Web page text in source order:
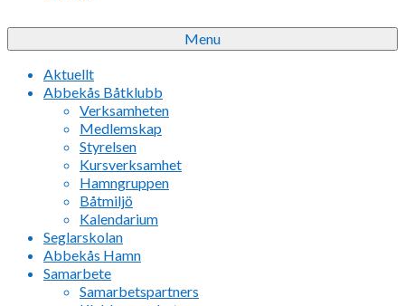
Menu
Aktuellt
Abbekås Båtklubb
Verksamheten
Medlemskap
Styrelsen
Kursverksamhet
Hamngruppen
Båtmiljö
Kalendarium
Seglarskolan
Abbekås Hamn
Samarbete
Samarbetspartners